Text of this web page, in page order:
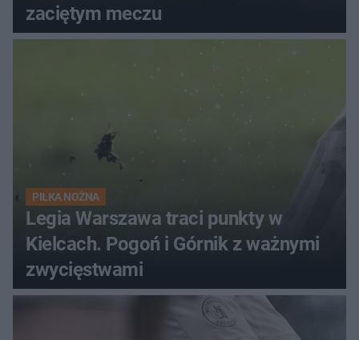
zaciętym meczu
PIŁKA NOŻNA
Legia Warszawa traci punkty w
Kielcach. Pogoń i Górnik z ważnymi
zwycięstwami